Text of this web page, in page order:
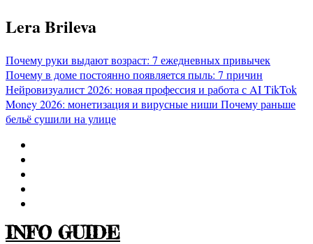
Перейти
к
Lera Brileva
Почему руки выдают возраст: 7 ежедневных привычек
Почему в доме постоянно появляется пыль: 7 причин
Нейровизуалист 2026: новая профессия и работа с AITikTok
Money 2026: монетизация и вирусные ниши Почему раньше
бельё сушили на улице
INFO GUIDE